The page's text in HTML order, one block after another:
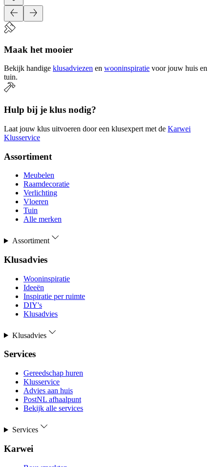
Maak het mooier
Bekijk handige klusadviezen en wooninspiratie voor jouw huis en
tuin.
Hulp bij je klus nodig?
Laat jouw klus uitvoeren door een klusexpert met de Karwei
Klusservice
Assortiment
Meubelen
Raamdecoratie
Verlichting
Vloeren
Tuin
Alle merken
Assortiment
Klusadvies
Wooninspiratie
Ideeën
Inspiratie per ruimte
DIY's
Klusadvies
Klusadvies
Services
Gereedschap huren
Klusservice
Advies aan huis
PostNL afhaalpunt
Bekijk alle services
Services
Karwei